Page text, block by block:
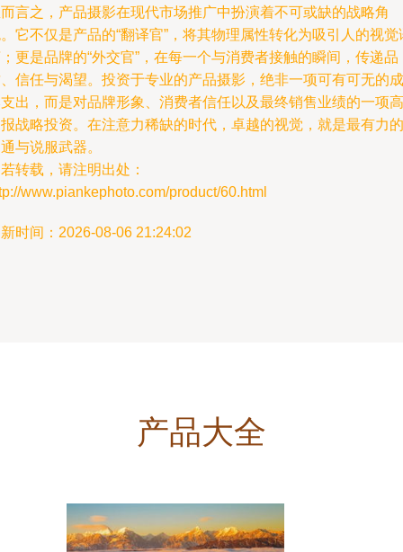
言之，产品摄影在现代市场推广中扮演着不可或缺的战略角
它不仅是产品的“翻译官”，将其物理属性转化为吸引人的视觉
更是品牌的“外交官”，在每一个与消费者接触的瞬间，传递品
信任与渴望。投资于专业的产品摄影，绝非一项可有可无的成
出，而是对品牌形象、消费者信任以及最终销售业绩的一项高
战略投资。在注意力稀缺的时代，卓越的视觉，就是最有力的
与说服武器。
转载，请注明出处：
www.piankephoto.com/product/60.html
时间：2026-08-06 21:24:02
产品大全